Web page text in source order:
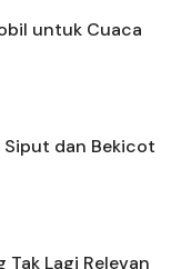
untuk Cuaca
Siput dan Bekicot
Tak Lagi Relevan